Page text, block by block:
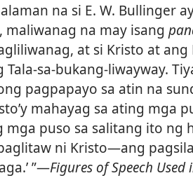
na si E. W. Bullinger
maliwanag na may isang
at si Kristo at
Tala-sa-bukang-liwayway.
pagpapayo sa atin na
mahayag sa ating mga
mga puso sa salitang ito ng
ni Kristo​—ang
”​—Figures of Speech Used